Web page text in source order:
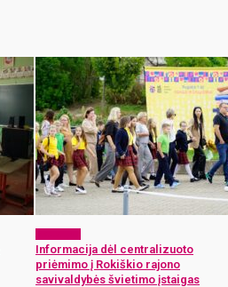
Informacija dėl centralizuoto
priėmimo į Rokiškio rajono
savivaldybės švietimo įstaigas